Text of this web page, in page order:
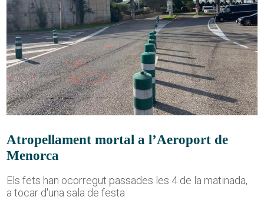
Atropellament mortal a l’Aeroport de
Menorca
Els fets han ocorregut passades les 4 de la matinada,
a tocar d'una sala de festa